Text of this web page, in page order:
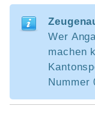
Wer
machen
Nummer